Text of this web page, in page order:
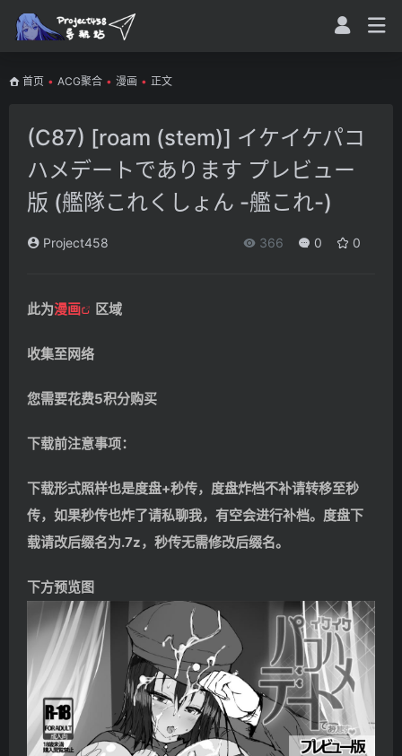
首页 • ACG聚合 • 漫画 • 正文
(C87) [roam (stem)] イケイケパコ
ハメデートであります プレビュー
版 (艦隊これくしょん -艦これ-)
Project458 366 0 0
此为漫画 区域
收集至网络
您需要花费5积分购买
下载前注意事项：
下载形式照样也是度盘+秒传，度盘炸档不补请转移至秒
传，如果秒传也炸了请私聊我，有空会进行补档。度盘下
载请改后缀名为.7z，秒传无需修改后缀名。
下方预览图